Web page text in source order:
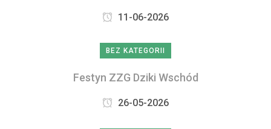
11-06-2026
BEZ KATEGORII
Festyn ZZG Dziki Wschód
26-05-2026